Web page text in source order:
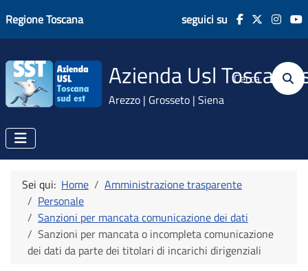
Regione Toscana seguici su
Azienda Usl Toscana
Arezzo | Grosseto | Siena
Cerca
Sei qui: Home
Amministrazione trasparente
Personale
Sanzioni per mancata comunicazione dei dati
Sanzioni per mancata o incompleta comunicazione
dei dati da parte dei titolari di incarichi dirigenziali